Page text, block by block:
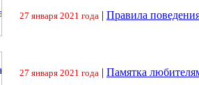
27 января 2021 года | Правила
27 января 2021 года | Памятка